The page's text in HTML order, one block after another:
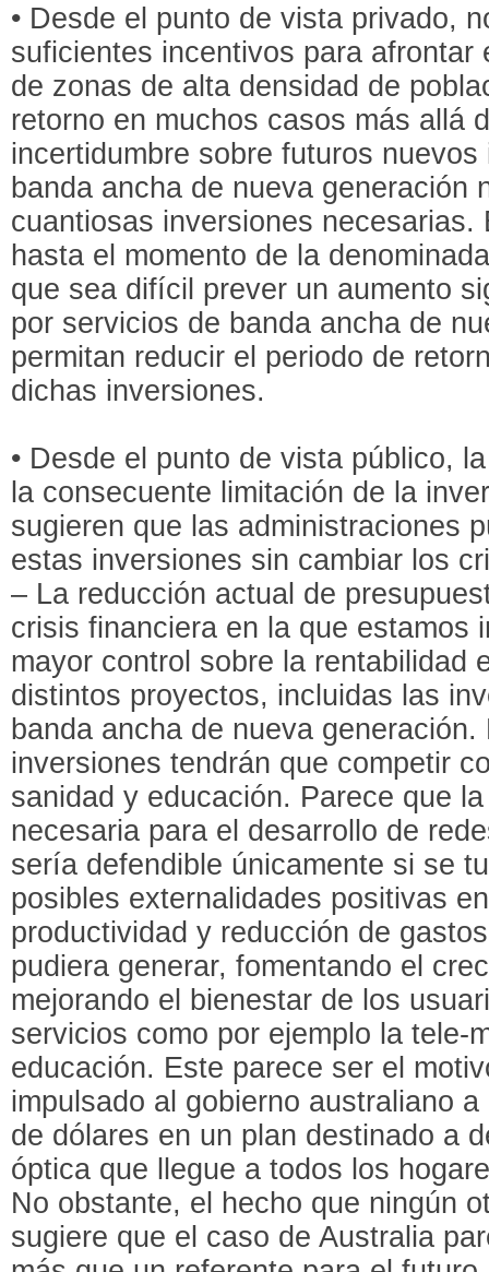
• Desde el punto de vista privado,
suficientes incentivos para afrontar
de zonas de alta densidad de
retorno en muchos casos más allá
incertidumbre sobre futuros
banda ancha de nueva generación
cuantiosas inversiones necesarias.
hasta el momento de la
que sea difícil prever un aumento
por servicios de banda ancha de
permitan reducir el periodo de
dichas inversiones.
• Desde el punto de vista público,
la consecuente limitación de la
sugieren que las administraciones
estas inversiones sin cambiar los
‒ La reducción actual de
crisis financiera en la que estamos
mayor control sobre la rentabilidad
distintos proyectos, incluidas las
banda ancha de nueva
inversiones tendrán que competir
sanidad y educación. Parece que
necesaria para el desarrollo de
sería defendible únicamente si se
posibles externalidades positivas
productividad y reducción de
pudiera generar, fomentando el
mejorando el bienestar de los
servicios como por ejemplo la tele-
educación. Este parece ser el
impulsado al gobierno australiano
de dólares en un plan destinado a
óptica que llegue a todos los
No obstante, el hecho que ningún
sugiere que el caso de Australia